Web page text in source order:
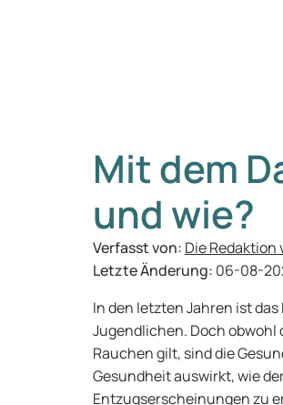
Mit dem
und wie?
Verfasst von: Die
Letzte Änderung: 06-08-
In den letzten Jahren ist
Jugendlichen. Doch obwohl
Rauchen gilt, sind die
Gesundheit auswirkt, wie
Entzugserscheinungen zu